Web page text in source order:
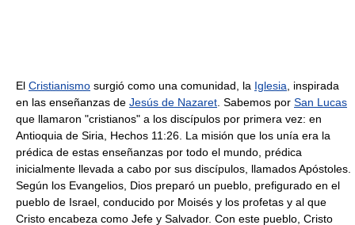
El Cristianismo surgió como una comunidad, la Iglesia , inspirada
en las enseñanzas de Jesús de Nazaret . Sabemos por San Lucas
que llamaron "cristianos" a los discípulos por primera vez: en
Antioquia de Siria, Hechos 11:26. La misión que los unía era la
prédica de estas enseñanzas por todo el mundo, prédica
inicialmente llevada a cabo por sus discípulos, llamados Apóstoles.
Según los Evangelios, Dios preparó un pueblo, prefigurado en el
pueblo de Israel, conducido por Moisés y los profetas y al que
Cristo encabeza como Jefe y Salvador. Con este pueblo, Cristo